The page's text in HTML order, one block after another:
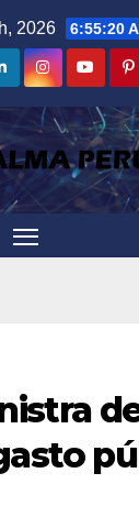
2026 6:55:21